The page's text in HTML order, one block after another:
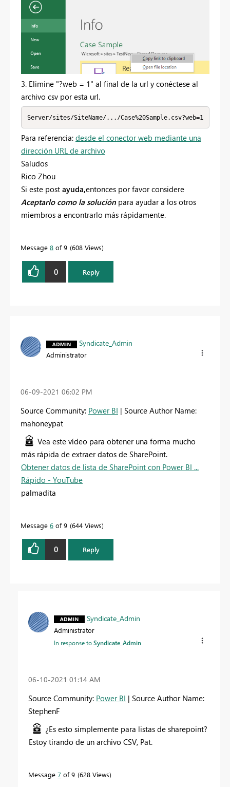
3. Elimine "?web = 1" al final de la url y conéctese al
archivo csv por esta url.
Server/sites/SiteName/.../Case%20Sample.csv?web=1
Para referencia: desde el conector web mediante una
dirección URL de archivo
Saludos
Rico Zhou
Si este post ayuda,entonces por favor considere
Aceptarlo como la solución para ayudar a los otros
miembros a encontrarlo más rápidamente.
Message 8 of 9 608 Views
0 Reply
Syndicate_Admin
Administrator
‎06-09-2021 06:02 PM
Source Community: Power BI | Source Author Name:
mahoneypat
Vea este vídeo para obtener una forma mucho
más rápida de extraer datos de SharePoint.
Obtener datos de lista de SharePoint con Power BI ...
Rápido - YouTube
palmadita
Message 6 of 9 644 Views
0 Reply
Syndicate_Admin
Administrator
In response toSyndicate_Admin
‎06-10-2021 01:14 AM
Source Community: Power BI | Source Author Name:
StephenF
¿Es esto simplemente para listas de sharepoint?
Estoy tirando de un archivo CSV, Pat.
Message 7 of 9 628 Views